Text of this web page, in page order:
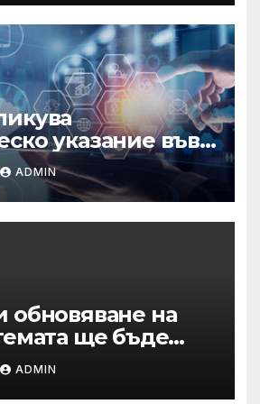
указание във
в
за
на кандидати
ADMIN
обновяване на
ще бъде
на 10
2026 г.
ADMIN